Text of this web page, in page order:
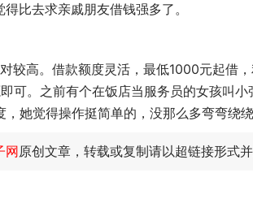
比去求亲戚朋友借钱强多了。
较高。借款额度灵活，最低1000元起借
可。之前有个在饭店当服务员的女孩叫
她觉得操作挺简单的，没那么多弯弯绕绕
网原创文章，转载或复制请以超链接形式并